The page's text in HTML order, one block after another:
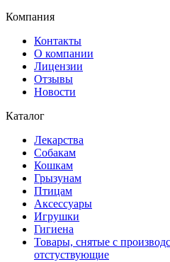
Компания
Контакты
О компании
Лицензии
Отзывы
Новости
Каталог
Лекарства
Собакам
Кошкам
Грызунам
Птицам
Аксессуары
Игрушки
Гигиена
Товары, снятые с
отстуствующие